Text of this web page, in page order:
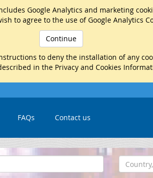
Google Analytics and marketing
to agree to the use of Google Analytics
Continue
to deny the installation of any
in the Privacy and Cookies
FAQs Contact us